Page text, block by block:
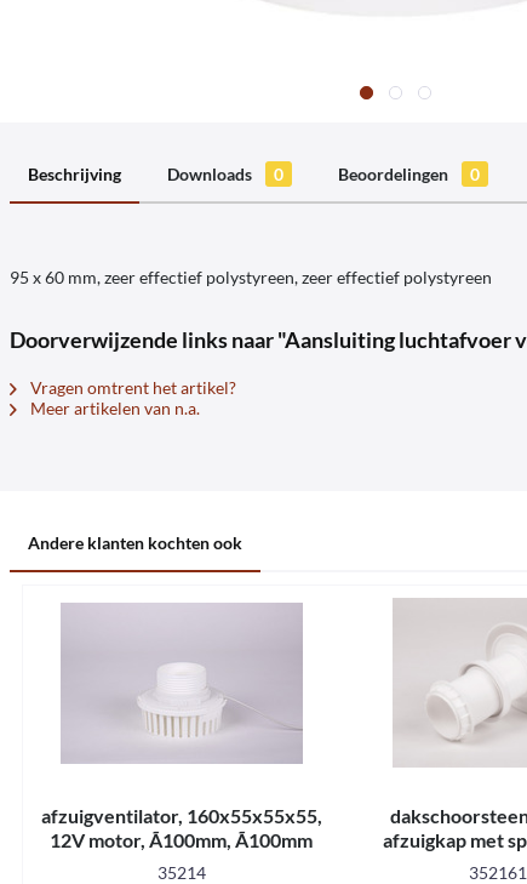
Beschrijving Downloads 0 Beoordelingen 0
95 x 60 mm, zeer effectief polystyreen, zeer effectief polystyreen
Doorverwijzende links naar "Aansluiting luchtafvoer
Vragen omtrent het artikel?
Meer artikelen van n.a.
Andere klanten kochten ook
afzuigventilator, 160x55x55x55,
12V motor, Ã100mm, Ã100mm
35214
dakschoorsteen
afzuigkap met
dakschoorsteen352161